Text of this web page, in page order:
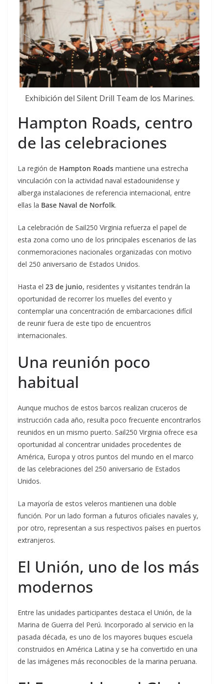
Exhibición del Silent Drill Team de los Marines.
Hampton Roads, centro
de las celebraciones
La región de Hampton Roads mantiene una estrecha
vinculación con la actividad naval estadounidense y
alberga instalaciones de referencia internacional, entre
ellas la Base Naval de Norfolk.
La celebración de Sail250 Virginia refuerza el papel de
esta zona como uno de los principales escenarios de las
conmemoraciones nacionales organizadas con motivo
del 250 aniversario de Estados Unidos.
Hasta el 23 de junio, residentes y visitantes tendrán la
oportunidad de recorrer los muelles del evento y
contemplar una concentración de embarcaciones difícil
de reunir fuera de este tipo de encuentros
internacionales.
Una reunión poco
habitual
Aunque muchos de estos barcos realizan cruceros de
instrucción cada año, resulta poco frecuente encontrarlos
reunidos en un mismo puerto. Sail250 Virginia ofrece esa
oportunidad al concentrar unidades procedentes de
América, Europa y otros puntos del mundo en el marco
de las celebraciones del 250 aniversario de Estados
Unidos.
La mayoría de estos veleros mantienen una doble
función. Por un lado forman a futuros oficiales navales y,
por otro, representan a sus respectivos países en puertos
extranjeros.
El Unión, uno de los más
modernos
Entre las unidades participantes destaca el Unión, de la
Marina de Guerra del Perú. Incorporado al servicio en la
pasada década, es uno de los mayores buques escuela
construidos en América Latina y se ha convertido en una
de las imágenes más reconocibles de la marina peruana.